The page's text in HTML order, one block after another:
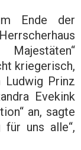
Ende der
kriegerisch,
Prinz
Evekink
an, sagte
für uns alle“,